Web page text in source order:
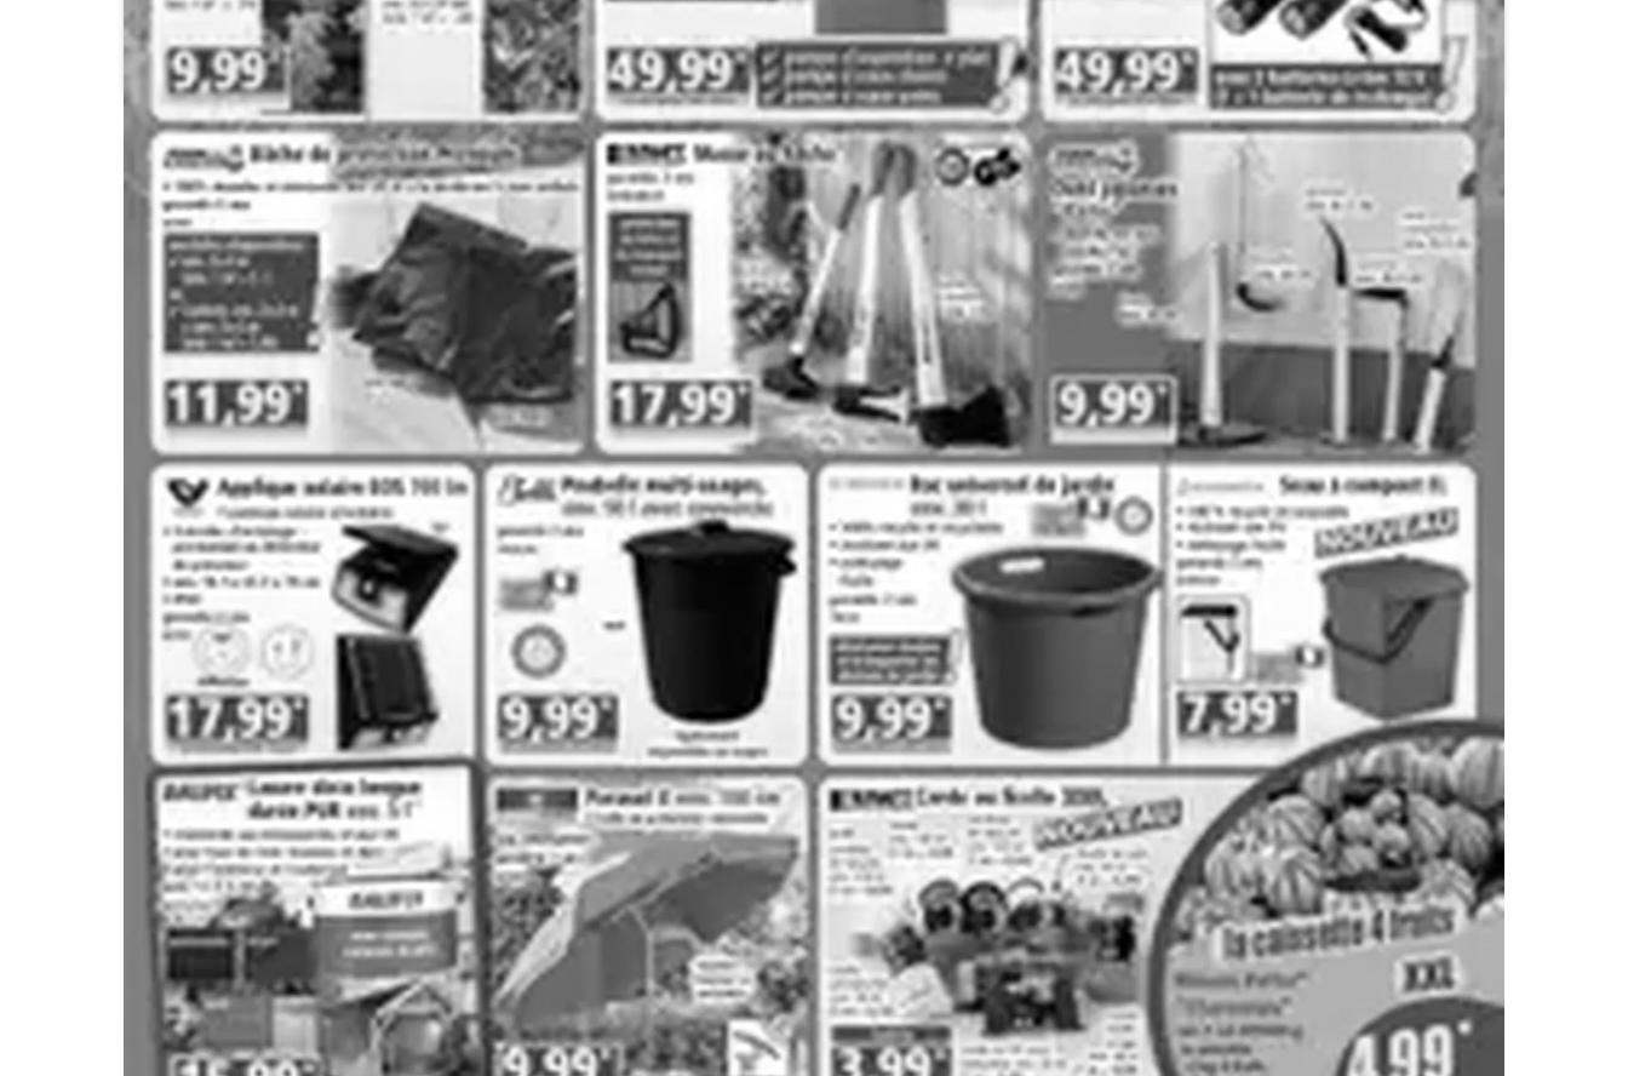
Carrefour Market Colruyt Costco E.Leclerc G20 Supermarchés
Voir toutes les cordes